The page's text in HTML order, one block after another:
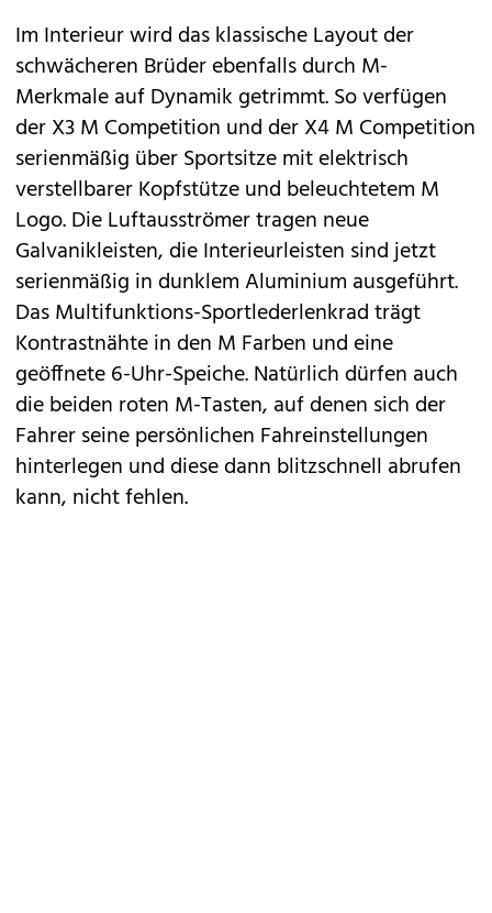
Im Interieur wird das klassische Layout der
schwächeren Brüder ebenfalls durch M-
Merkmale auf Dynamik getrimmt. So verfügen
der X3 M Competition und der X4 M Competition
serienmäßig über Sportsitze mit elektrisch
verstellbarer Kopfstütze und beleuchtetem M
Logo. Die Luftausströmer tragen neue
Galvanikleisten, die Interieurleisten sind jetzt
serienmäßig in dunklem Aluminium ausgeführt.
Das Multifunktions-Sportlederlenkrad trägt
Kontrastnähte in den M Farben und eine
geöffnete 6-Uhr-Speiche. Natürlich dürfen auch
die beiden roten M-Tasten, auf denen sich der
Fahrer seine persönlichen Fahreinstellungen
hinterlegen und diese dann blitzschnell abrufen
kann, nicht fehlen.